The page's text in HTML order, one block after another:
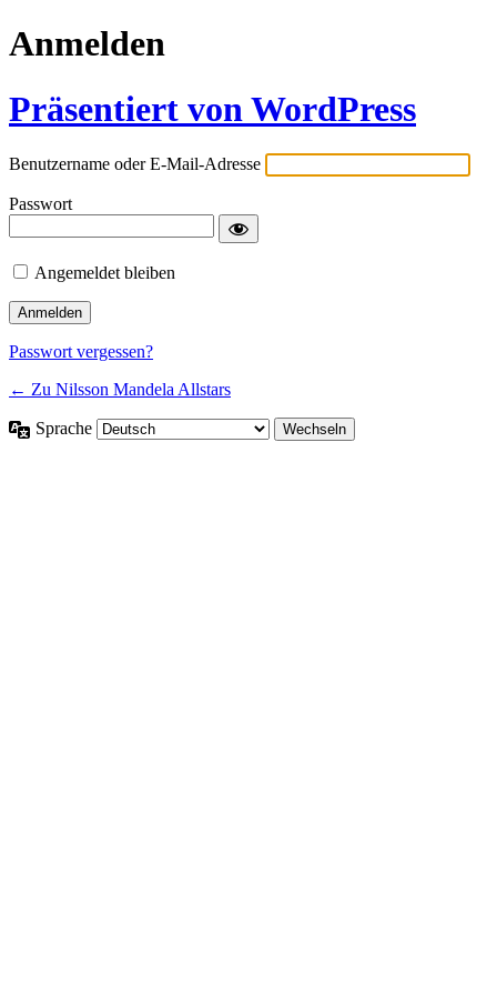
Anmelden
Präsentiert von WordPress
Benutzername oder E-Mail-Adresse
Passwort
Angemeldet bleiben
Passwort vergessen?
← Zu Nilsson Mandela Allstars
Sprache